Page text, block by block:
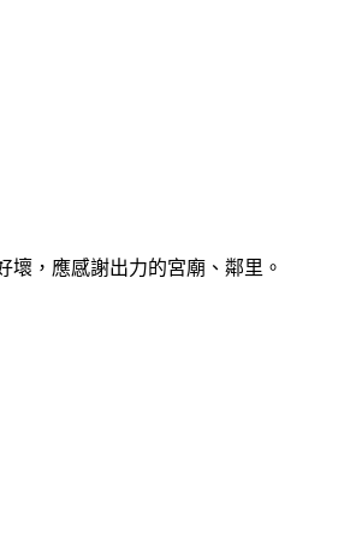
，應感謝出力的宮廟、鄰里。